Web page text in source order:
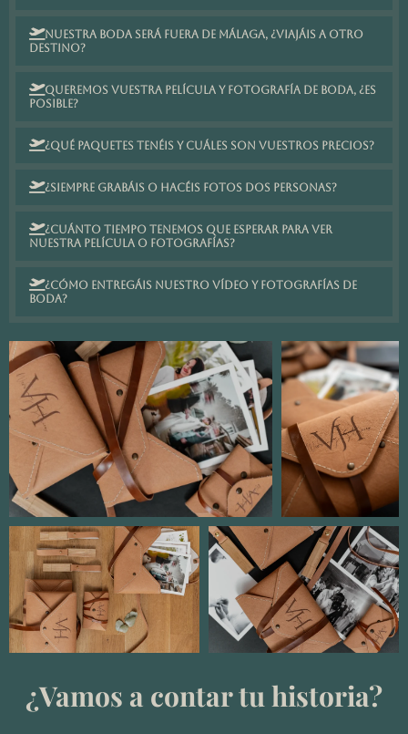
Nuestra boda será fuera de Málaga, ¿viajáis a otro
destino?
Queremos vuestra película y fotografía de boda, ¿es
posible?
¿Qué paquetes tenéis y cuáles son vuestros precios?
¿Siempre grabáis o hacéis fotos dos personas?
¿Cuánto tiempo tenemos que esperar para ver
nuestra película o fotografías?
¿Cómo entregáis nuestro vídeo y fotografías de
boda?
¿Vamos a contar tu historia?